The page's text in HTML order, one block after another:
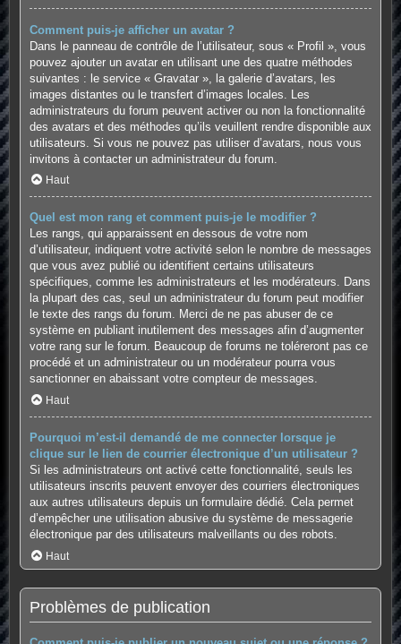
Comment puis-je afficher un avatar ?
Dans le panneau de contrôle de l’utilisateur, sous « Profil », vous
pouvez ajouter un avatar en utilisant une des quatre méthodes
suivantes : le service « Gravatar », la galerie d’avatars, les
images distantes ou le transfert d’images locales. Les
administrateurs du forum peuvent activer ou non la fonctionnalité
des avatars et des méthodes qu’ils veuillent rendre disponible aux
utilisateurs. Si vous ne pouvez pas utiliser d’avatars, nous vous
invitons à contacter un administrateur du forum.
Haut
Quel est mon rang et comment puis-je le modifier ?
Les rangs, qui apparaissent en dessous de votre nom
d’utilisateur, indiquent votre activité selon le nombre de messages
que vous avez publié ou identifient certains utilisateurs
spécifiques, comme les administrateurs et les modérateurs. Dans
la plupart des cas, seul un administrateur du forum peut modifier
le texte des rangs du forum. Merci de ne pas abuser de ce
système en publiant inutilement des messages afin d’augmenter
votre rang sur le forum. Beaucoup de forums ne toléreront pas ce
procédé et un administrateur ou un modérateur pourra vous
sanctionner en abaissant votre compteur de messages.
Haut
Pourquoi m’est-il demandé de me connecter lorsque je
clique sur le lien de courrier électronique d’un utilisateur ?
Si les administrateurs ont activé cette fonctionnalité, seuls les
utilisateurs inscrits peuvent envoyer des courriers électroniques
aux autres utilisateurs depuis un formulaire dédié. Cela permet
d’empêcher une utilisation abusive du système de messagerie
électronique par des utilisateurs malveillants ou des robots.
Haut
Problèmes de publication